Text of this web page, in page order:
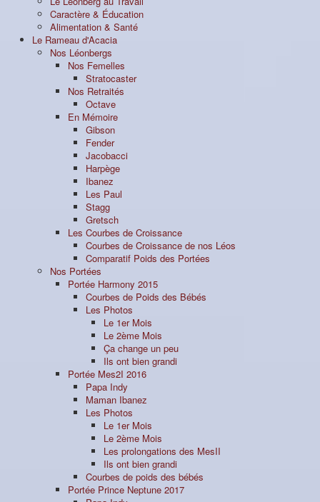
Caractère & Éducation
Alimentation & Santé
Le Rameau d'Acacia
Nos Léonbergs
Nos Femelles
Stratocaster
Nos Retraités
Octave
En Mémoire
Gibson
Fender
Jacobacci
Harpège
Ibanez
Les Paul
Stagg
Gretsch
Les Courbes de Croissance
Courbes de Croissance de nos Léos
Comparatif Poids des Portées
Nos Portées
Portée Harmony 2015
Courbes de Poids des Bébés
Les Photos
Le 1er Mois
Le 2ème Mois
Ça change un peu
Ils ont bien grandi
Portée Mes2I 2016
Papa Indy
Maman Ibanez
Les Photos
Le 1er Mois
Le 2ème Mois
Les prolongations des MesII
Ils ont bien grandi
Courbes de poids des bébés
Portée Prince Neptune 2017